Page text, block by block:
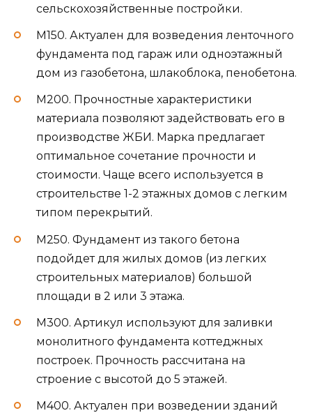
сельскохозяйственные постройки.
М150. Актуален для возведения ленточного
фундамента под гараж или одноэтажный
дом из газобетона, шлакоблока, пенобетона.
М200. Прочностные характеристики
материала позволяют задействовать его в
производстве ЖБИ. Марка предлагает
оптимальное сочетание прочности и
стоимости. Чаще всего используется в
строительстве 1-2 этажных домов с легким
типом перекрытий.
М250. Фундамент из такого бетона
подойдет для жилых домов (из легких
строительных материалов) большой
площади в 2 или 3 этажа.
М300. Артикул используют для заливки
монолитного фундамента коттеджных
построек. Прочность рассчитана на
строение с высотой до 5 этажей.
М400. Актуален при возведении зданий